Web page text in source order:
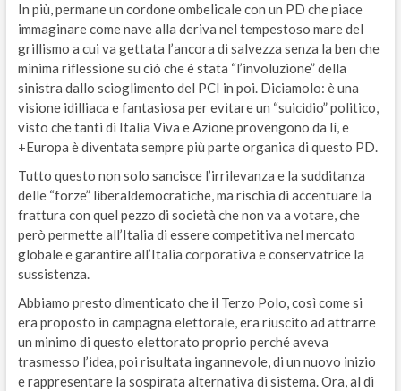
In più, permane un cordone ombelicale con un PD che piace
immaginare come nave alla deriva nel tempestoso mare del
grillismo a cui va gettata l’ancora di salvezza senza la ben che
minima riflessione su ciò che è stata “l’involuzione” della
sinistra dallo scioglimento del PCI in poi. Diciamolo: è una
visione idilliaca e fantasiosa per evitare un “suicidio” politico,
visto che tanti di Italia Viva e Azione provengono da lì, e
+Europa è diventata sempre più parte organica di questo PD.
Tutto questo non solo sancisce l’irrilevanza e la sudditanza
delle “forze” liberaldemocratiche, ma rischia di accentuare la
frattura con quel pezzo di società che non va a votare, che
però permette all’Italia di essere competitiva nel mercato
globale e garantire all’Italia corporativa e conservatrice la
sussistenza.
Abbiamo presto dimenticato che il Terzo Polo, così come si
era proposto in campagna elettorale, era riuscito ad attrarre
un minimo di questo elettorato proprio perché aveva
trasmesso l’idea, poi risultata ingannevole, di un nuovo inizio
e rappresentare la sospirata alternativa di sistema. Ora, al di